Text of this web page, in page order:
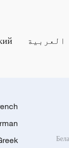
العربية